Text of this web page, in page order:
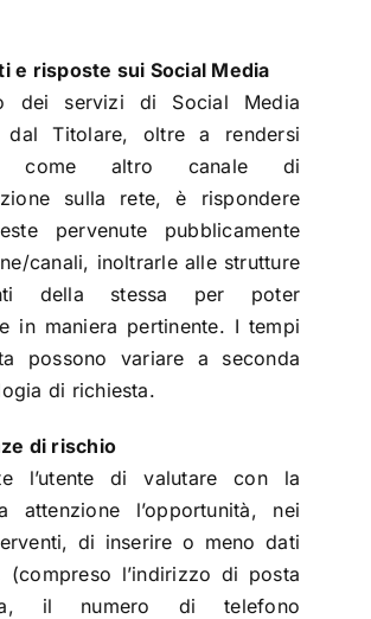
e risposte sui Social Media
dei servizi di Social Media
dal Titolare, oltre a rendersi
come altro canale di
sulla rete, è rispondere
pervenute pubblicamente
canali, inoltrarle alle strutture
della stessa per poter
in maniera pertinente. I tempi
possono variare a seconda
di richiesta.
di rischio
l’utente di valutare con la
attenzione l’opportunità, nei
di inserire o meno dati
(compreso l’indirizzo di posta
il numero di telefono